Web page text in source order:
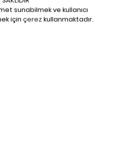
sunabilmek ve kullanıcı
için çerezkullanmaktadır.